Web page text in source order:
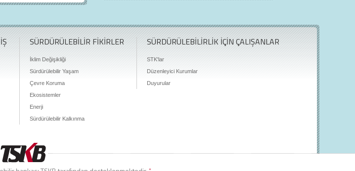
SÜRDÜRÜLEBİLİR FİKİRLER
İklim Değişikliği
Sürdürülebilir Yaşam
Çevre Koruma
Ekosistemler
Enerji
Sürdürülebilir Kalkınma
SÜRDÜRÜLEBİLİRLİK İÇİN ÇALIŞANLAR
STK'lar
Düzenleyici Kurumlar
Duyurular